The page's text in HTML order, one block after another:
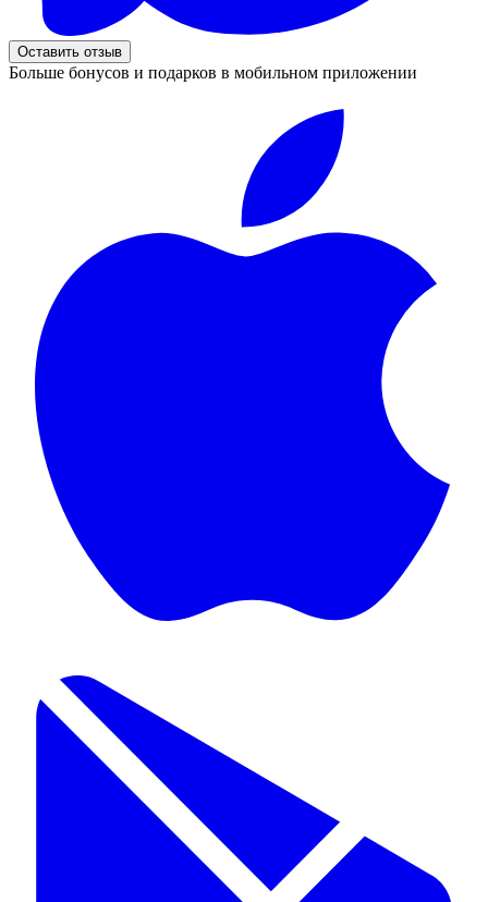
Оставить отзыв
Больше бонусов и подарков в мобильном приложении